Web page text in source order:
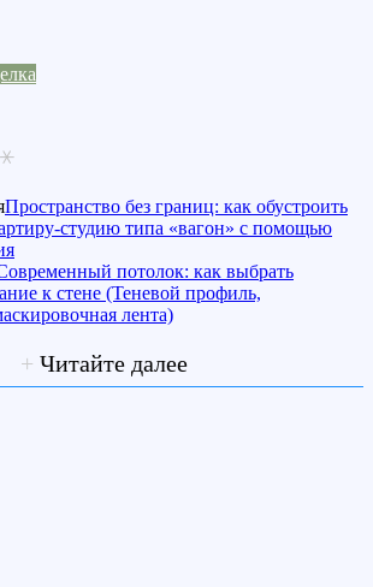
Пространство без границ: как обустроить
студию типа «вагон» с помощью
потолок: как выбрать
к стене (Теневой профиль,
лента)
+ Читайте далее